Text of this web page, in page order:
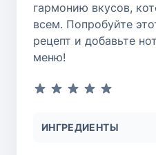
гармонию вкусов,
всем. Попробуйте
рецепт и добавьте
меню!
ИНГРЕДИЕНТЫ